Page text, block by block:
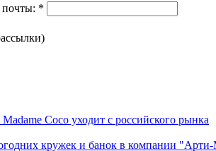
почты: *
Madame Coco уходит с российского рынка
кружек и банок в компании